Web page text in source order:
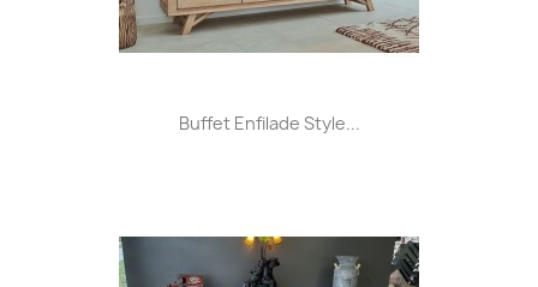
Buffet Enfilade Style...